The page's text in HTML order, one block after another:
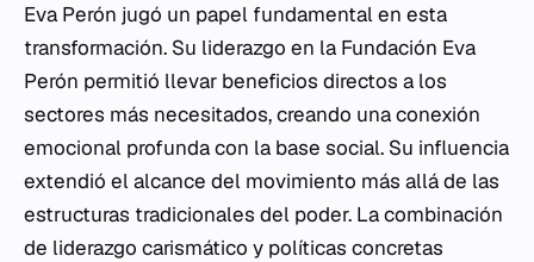
Eva Perón jugó un papel fundamental en esta
transformación. Su liderazgo en la Fundación Eva
Perón permitió llevar beneficios directos a los
sectores más necesitados, creando una conexión
emocional profunda con la base social. Su influencia
extendió el alcance del movimiento más allá de las
estructuras tradicionales del poder. La combinación
de liderazgo carismático y políticas concretas